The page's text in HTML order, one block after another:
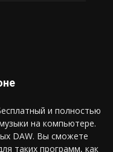
и полностью
на компьютере.
DAW. Вы сможете
таких программ, как